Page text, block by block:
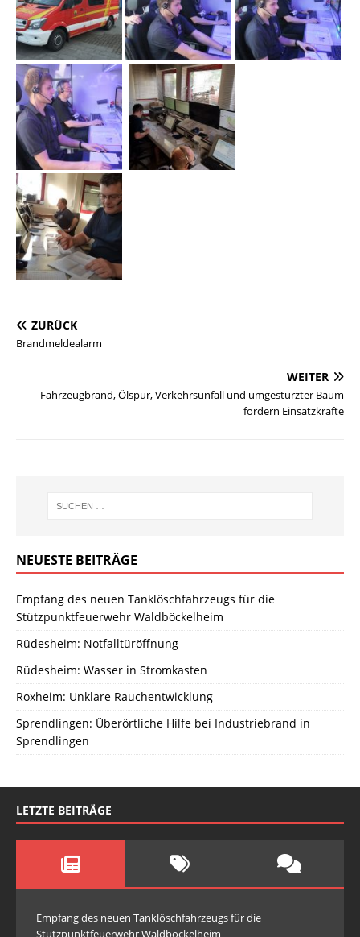
ZURÜCK
Brandmeldealarm
WEITER
Fahrzeugbrand, Ölspur, Verkehrsunfall und umgestürzter Baum
fordern Einsatzkräfte
NEUESTE BEITRÄGE
Empfang des neuen Tanklöschfahrzeugs für die
Stützpunktfeuerwehr Waldböckelheim
Rüdesheim: Notfalltüröffnung
Rüdesheim: Wasser in Stromkasten
Roxheim: Unklare Rauchentwicklung
Sprendlingen: Überörtliche Hilfe bei Industriebrand in
Sprendlingen
LETZTE BEITRÄGE
Empfang des neuen Tanklöschfahrzeugs für die
Stützpunktfeuerwehr Waldböckelheim